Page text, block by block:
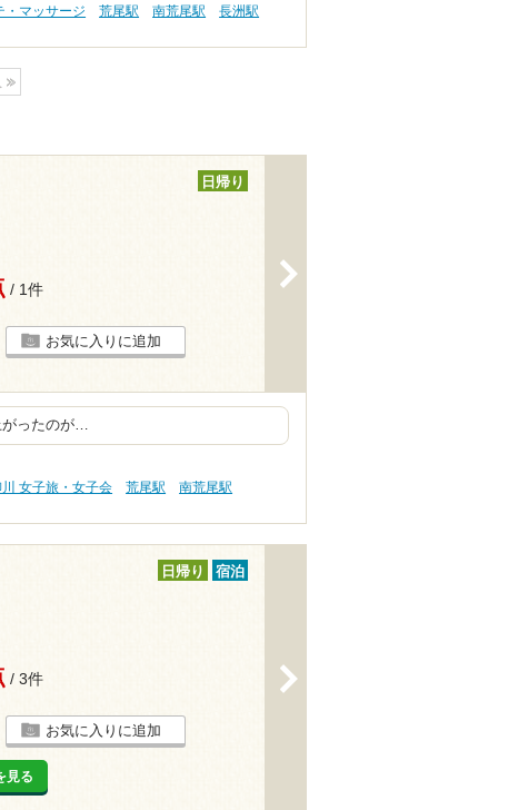
・マッサージ 荒尾駅 南荒尾駅
長洲駅
日帰り
/ 1件
お気に入りに追加
ったのが…
女子旅・女子会 荒尾駅
南荒尾駅
日帰り 宿泊
/ 3件
お気に入りに追加
見る